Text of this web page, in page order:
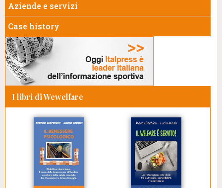
Aziende e servizi
Case history
I libri di Wewelfare